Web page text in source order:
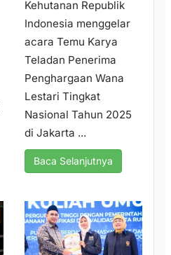
Kehutanan Republik
Indonesia menggelar
acara Temu Karya
Teladan Penerima
Penghargaan Wana
Lestari Tingkat
Nasional Tahun 2025
di Jakarta ...
Baca Selanjutnya